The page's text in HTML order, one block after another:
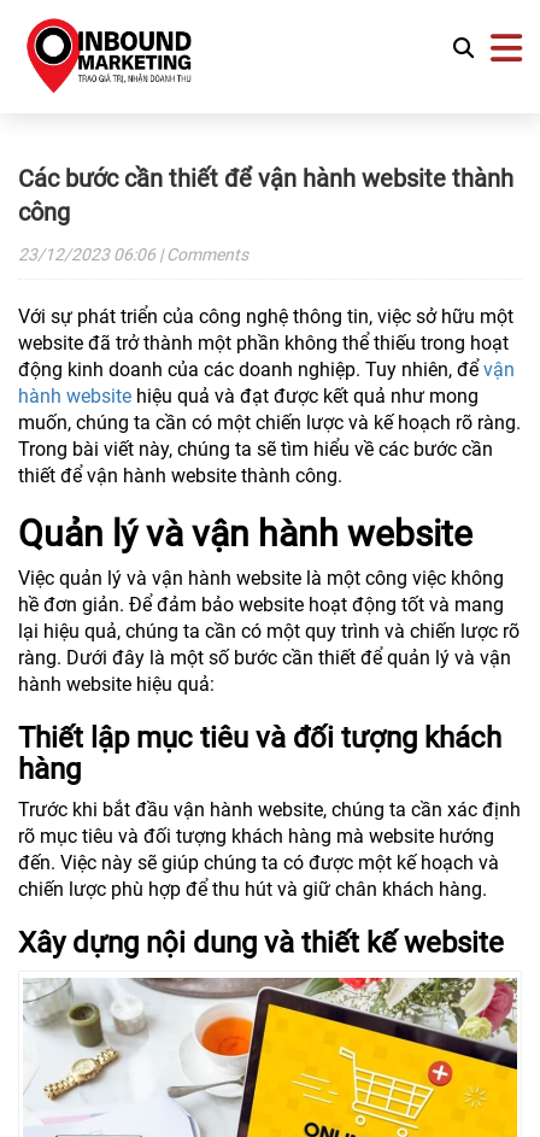
Các bước cần thiết để vận hành website thành
công
23/12/202306:06 | Comments
Với sự phát triển của công nghệ thông tin, việc sở hữu một
website đã trở thành một phần không thể thiếu trong hoạt
động kinh doanh của các doanh nghiệp. Tuy nhiên, để vận
hành website hiệu quả và đạt được kết quả như mong
muốn, chúng ta cần có một chiến lược và kế hoạch rõ ràng.
Trong bài viết này, chúng ta sẽ tìm hiểu về các bước cần
thiết để vận hành website thành công.
Quản lý và vận hành website
Việc quản lý và vận hành website là một công việc không
hề đơn giản. Để đảm bảo website hoạt động tốt và mang
lại hiệu quả, chúng ta cần có một quy trình và chiến lược rõ
ràng. Dưới đây là một số bước cần thiết để quản lý và vận
hành website hiệu quả:
Thiết lập mục tiêu và đối tượng khách
hàng
Trước khi bắt đầu vận hành website, chúng ta cần xác định
rõ mục tiêu và đối tượng khách hàng mà website hướng
đến. Việc này sẽ giúp chúng ta có được một kế hoạch và
chiến lược phù hợp để thu hút và giữ chân khách hàng.
Xây dựng nội dung và thiết kế website